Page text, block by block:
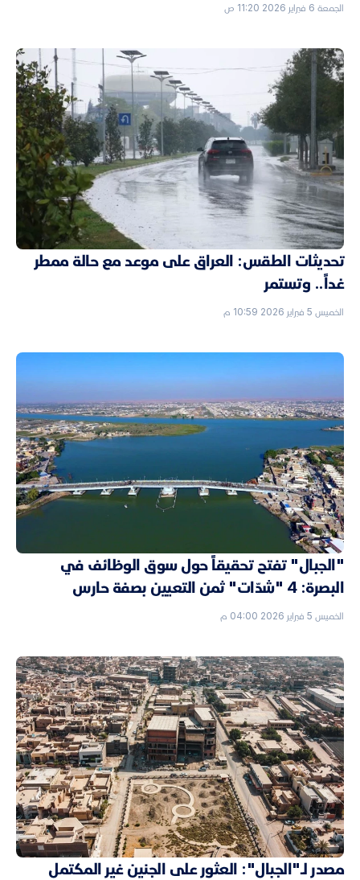
الجمعة 6 فبراير 2026 11:20 ص
تحديثات الطقس: العراق على موعد مع حالة ممطر
غداً.. وتستمر
الخميس 5 فبراير 2026 10:59 م
"الجبال" تفتح تحقيقاً حول سوق الوظائف في
البصرة: 4 "شدّات" ثمن التعيين بصفة حارس
الخميس 5 فبراير 2026 04:00 م
مصدر لـ"الجبال": العثور على الجنين غير المكتمل